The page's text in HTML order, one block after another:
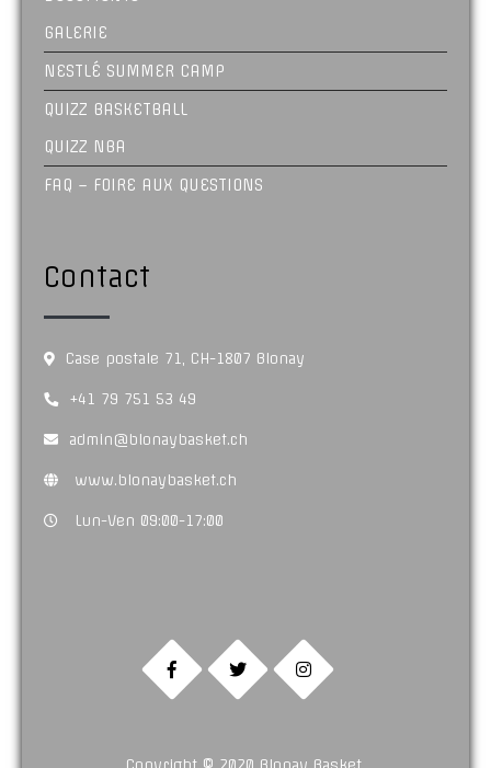
GALERIE
NESTLÉ SUMMER CAMP
QUIZZ BASKETBALL
QUIZZ NBA
FAQ – FOIRE AUX QUESTIONS
Contact
Case postale 71, CH-1807 Blonay
+41 79 751 53 49
admin@blonaybasket.ch
www.blonaybasket.ch
Lun-Ven 09:00-17:00